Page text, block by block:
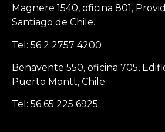
Magnere 1540, oficina 801,
Santiago de Chile.
Tel: 56 2 2757 4200
Benavente 550, oficina 705,
Puerto Montt, Chile.
Tel: 56 65 225 6925